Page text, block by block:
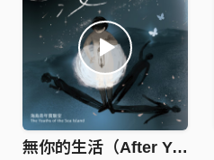
無你的生活（After You）